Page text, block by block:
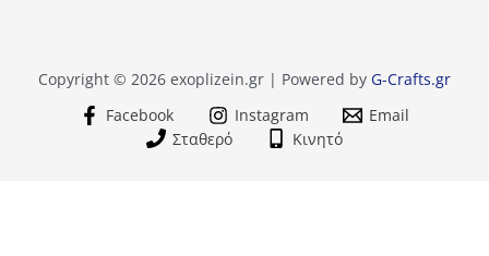
Copyright © 2026 exoplizein.gr | Powered by G-Crafts.gr
Facebook
Instagram
Email
Σταθερό
Κινητό